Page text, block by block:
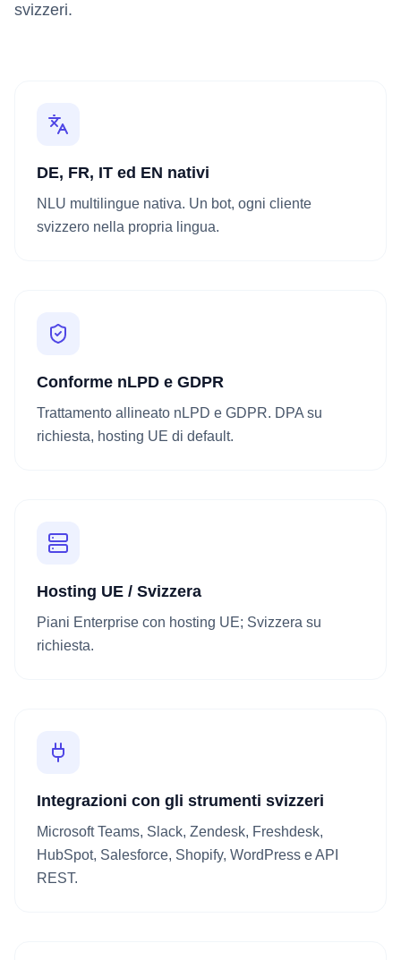
svizzeri.
DE, FR, IT ed EN nativi
NLU multilingue nativa. Un bot, ogni cliente
svizzero nella propria lingua.
Conforme nLPD e GDPR
Trattamento allineato nLPD e GDPR. DPA su
richiesta, hosting UE di default.
Hosting UE / Svizzera
Piani Enterprise con hosting UE; Svizzera su
richiesta.
Integrazioni con gli strumenti svizzeri
Microsoft Teams, Slack, Zendesk, Freshdesk,
HubSpot, Salesforce, Shopify, WordPress e API
REST.